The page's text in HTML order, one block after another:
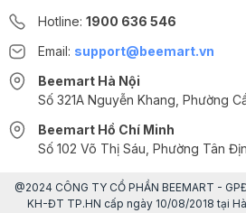
Hotline: 1900 636 546
Email: support@beemart.vn
Beemart Hà Nội
Số 321A Nguyễn Khang, Phường
Beemart Hồ Chí Minh
Số 102 Võ Thị Sáu, Phường Tân
@2024 CÔNG TY CỔ PHẦN BEEMART -
KH-ĐT TP.HN cấp ngày 10/08/2018 tại